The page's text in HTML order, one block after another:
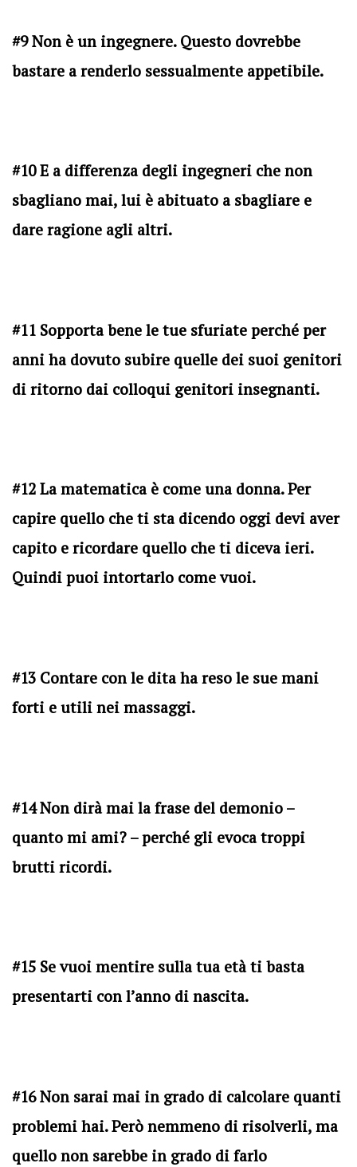
#9 Non è un ingegnere. Questo dovrebbe
bastare a renderlo sessualmente appetibile.
#10 E a differenza degli ingegneri che non
sbagliano mai, lui è abituato a sbagliare e
dare ragione agli altri.
#11 Sopporta bene le tue sfuriate perché per
anni ha dovuto subire quelle dei suoi genitori
di ritorno dai colloqui genitori insegnanti.
#12 La matematica è come una donna. Per
capire quello che ti sta dicendo oggi devi aver
capito e ricordare quello che ti diceva ieri.
Quindi puoi intortarlo come vuoi.
#13 Contare con le dita ha reso le sue mani
forti e utili nei massaggi.
#14 Non dirà mai la frase del demonio –
quanto mi ami? – perché gli evoca troppi
brutti ricordi.
#15 Se vuoi mentire sulla tua età ti basta
presentarti con l’anno di nascita.
#16 Non sarai mai in grado di calcolare quanti
problemi hai. Però nemmeno di risolverli, ma
quello non sarebbe in grado di farlo